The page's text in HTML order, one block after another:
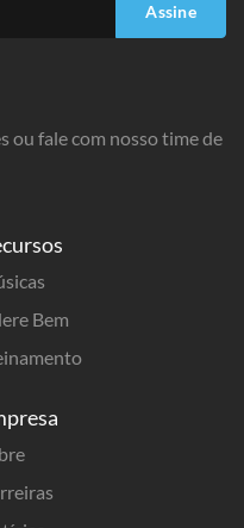
Bem
Assine
ou fale com nosso time de